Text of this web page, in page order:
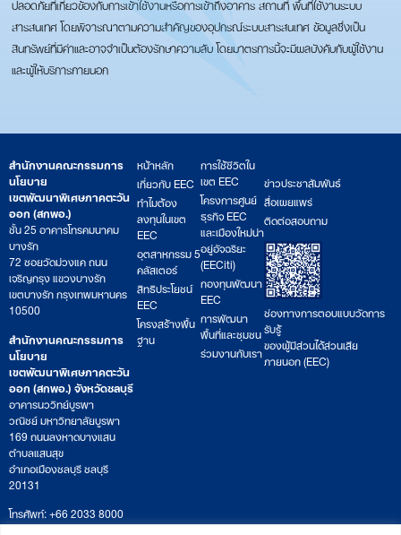
สารสนเทศ โดยพิจารณาตามความสำคัญของอุปกรณ์ระบบสารสนเทศ ข้อมูลซึ่งเป็น
สินทรัพย์ที่มีค่าและอาจจำเป็นต้องรักษาความลับ โดยมาตรการนี้จะมีผลบังคับกับผู้ใช้งาน
และผู้ให้บริการภายนอก
สำนักงานคณะกรรมการ
นโยบาย
เขตพัฒนาพิเศษภาคตะวัน
ออก (สกพอ.)
ชั้น 25 อาคารโทรคมนาคม
บางรัก
72 ซอยวัดม่วงแค ถนน
เจริญกรุง แขวงบางรัก
เขตบางรัก กรุงเทพมหานคร
10500
สำนักงานคณะกรรมการ
นโยบาย
เขตพัฒนาพิเศษภาคตะวัน
ออก (สกพอ.) จังหวัดชลบุรี
อาคารนววิทย์บูรพา
วณิชย์ มหาวิทยาลัยบูรพา
169 ถนนลงหาดบางแสน
ตำบลแสนสุข
อำเภอเมืองชลบุรี ชลบุรี
20131
โทรศัพท์: +66 2033 8000
เวลาทำการ: จันทร์ – ศุกร์
หน้าหลัก
เกี่ยวกับ EEC
ทำไมต้อง
ลงทุนในเขต
EEC
อุตสาหกรรม 5
คลัสเตอร์
สิทธิประโยชน์
EEC
โครงสร้างพื้น
ฐาน
การใช้ชีวิตใน
เขต EEC
โครงการศูนย์
ธุรกิจ EEC
และเมืองใหม่น่า
อยู่อัจฉริยะ
(EECiti)
กองทุนพัฒนา
EEC
การพัฒนา
พื้นที่และชุมชน
ร่วมงานกับเรา
ข่าวประชาสัมพันธ์
สื่อเผยแพร่
ติดต่อสอบถาม
ช่องทางการตอบแบบวัดการ
รับรู้
ของผู้มีส่วนได้ส่วนเสีย
ภายนอก (EEC)